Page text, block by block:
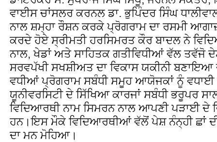
ਵਾਈਸ ਚਾਂਸਲਰ ਕਰਨਲ ਡਾ. ਭੁਪਿੰਦਰ ਸਿੰਘ
ਨਾਲ ਸ਼ਮ੍ਹਾ ਰੌਸ਼ਨ ਕਰਕੇ ਪ੍ਰੋਗਰਾਮ ਦਾ ਰਸਮੀ
ਕਰਦੇ ਹੋਏ ਸ੍ਰੀਮਤੀ ਹਰਸਿਮਰਤ ਕੌਰ ਬਾਦਲ ਨੇ
ਨਾਲ, ਖੇਡਾਂ ਅਤੇ ਸਾਹਿਤਕ ਗਤੀਵਿਧੀਆਂ ਵੱਲ ਤਵੱਜੋ
ਸਰਵਪੱਖੀ ਸਖਸ਼ੀਅਤ ਦਾ ਵਿਕਾਸ ਯਕੀਨੀ ਬਣਾਇਆ
ਵਧੀਆਂ ਪ੍ਰੋਗਰਾਮ ਸਬੰਧੀ ਸਮੂਹ ਆਯੋਜਕਾਂ ਨੂੰ
ਯੂਨੀਵਰਸਿਟੀ ਦੇ ਸਿੱਖਿਆ ਕਾਰਜਾਂ ਸਬੰਧੀ ਭਰੂਪਰ
ਵਿਦਿਆਰਥੀ ਨਾਮ ਸਿਮਰਨ ਨਾਲ ਆਪਣੀ ਪੜਾਈ ਦੇ
ਹਨ।ਇਸ ਮੌਕੇ ਵਿਦਿਆਰਥੀਆਂ ਵੱਲੋਂ ਪੇਸ਼ ਨੰਨ੍ਹੀ ਛਾਂ
ਦਾ ਮਨ ਮੋਹਿਆ।